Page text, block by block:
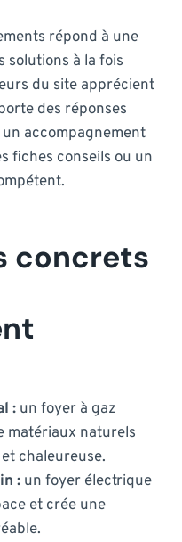
répond à une
solutions à la fois
du site apprécient
des réponses
accompagnement
fiches conseils ou un
concrets
: un foyer à gaz
matériaux naturels
chaleureuse.
: un foyer électrique
et crée une